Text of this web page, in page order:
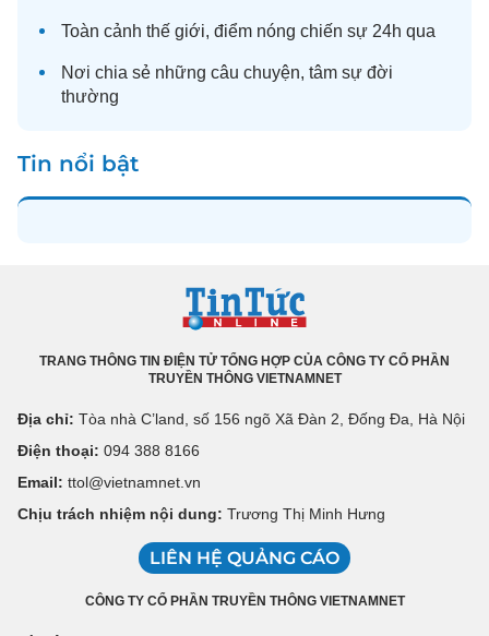
Toàn cảnh thế giới, điểm nóng chiến sự 24h qua
Nơi chia sẻ những câu chuyện, tâm sự đời
thường
Tin nổi bật
TRANG THÔNG TIN ĐIỆN TỬ TỔNG HỢP CỦA CÔNG TY CỔ PHẦN
TRUYỀN THÔNG VIETNAMNET
Địa chỉ: Tòa nhà C’land, số 156 ngõ Xã Đàn 2, Đống Đa, Hà Nội
Điện thoại: 094 388 8166
Email: ttol@vietnamnet.vn
Chịu trách nhiệm nội dung: Trương Thị Minh Hưng
LIÊN HỆ QUẢNG CÁO
CÔNG TY CỔ PHẦN TRUYỀN THÔNG VIETNAMNET